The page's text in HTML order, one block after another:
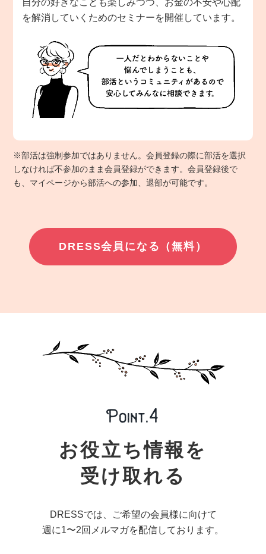
自分の好きなことも楽しみつつ、お金の不安や心配
を解消していくためのセミナーを開催しています。
※部活は強制参加ではありません。会員登録の際に部活を選択
しなければ不参加のまま会員登録ができます。会員登録後で
も、マイページから部活への参加、退部が可能です。
DRESS会員になる（無料）
お役立ち情報を
受け取れる
DRESSでは、ご希望の会員様に向けて
週に1〜2回メルマガを配信しております。